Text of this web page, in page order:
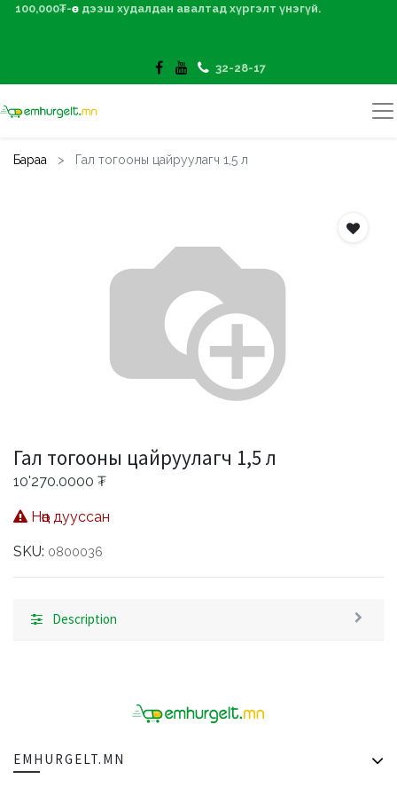
100,000₮-өөс дээш худалдан авалтад хүргэлт үнэгүй.
32-28-17
Бараа Гал тогооны цайруулагч 1,5 л
Гал тогооны цайруулагч 1,5 л
10'270.0000 ₮
Нөөц дууссан
SKU: 0800036
Description
EMHURGELT.MN